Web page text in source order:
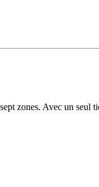
zones. Avec un seul